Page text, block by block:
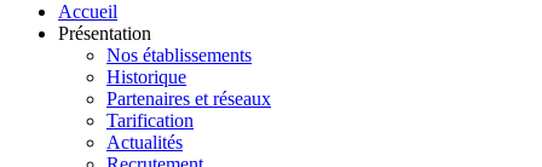
Accueil
Présentation
Nos établissements
Historique
Partenaires et réseaux
Tarification
Actualités